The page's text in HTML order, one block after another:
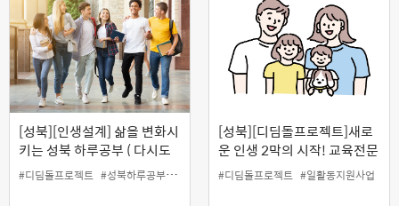
[성북][인생설계] 삶을 변화시
키는 성북 하루공부 ( 다시도
전! 50+세대 인생2막 유학도
전기 )
#디딤돌프로젝트 #성북하루공부 #유튜브특강 #인생설계 #일활동지원사업
[성북][디딤돌프로젝트]새로
운 인생 2막의 시작! 교육전문
가가 직접 알려주는 좋은 부모
되기 프로젝트(8.16)
#디딤돌프로젝트 #일활동지원사업